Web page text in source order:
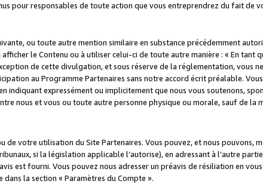
pour responsables de toute action que vous entreprendrez du fait de
ou toute autre mention similaire en substance précédemment
le Contenu ou à utiliser celui-ci de toute autre manière : « En tant
de cette divulgation, et sous réserve de la réglementation, vous
au Programme Partenaires sans notre accord écrit préalable.
indiquant expressément ou implicitement que nous vous soutenons,
nous et vous ou toute autre personne physique ou morale, sauf de la
de votre utilisation du Site Partenaires. Vous pouvez, et nous pouvons,
si la législation applicable l’autorise), en adressant à l’autre
est fourni. Vous pouvez nous adresser un préavis de résiliation en
la section « Paramètres du Compte ».